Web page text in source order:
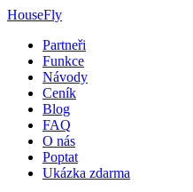
HouseFly
Partneři
Funkce
Návody
Ceník
Blog
FAQ
O nás
Poptat
Ukázka zdarma